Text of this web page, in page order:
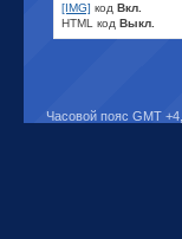
[IMG] код Вкл.
HTML код Выкл.
Часовой пояс GMT